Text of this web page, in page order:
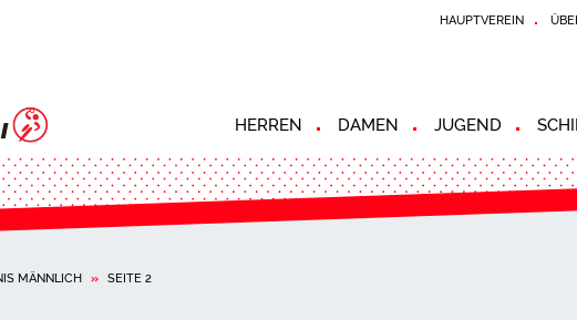
HAUPTVEREIN
HERREN DAMEN JUGEND
MÄNNLICH » SEITE 2